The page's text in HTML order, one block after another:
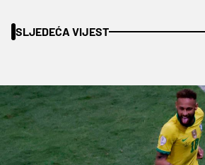
SLJEDEĆA VIJEST